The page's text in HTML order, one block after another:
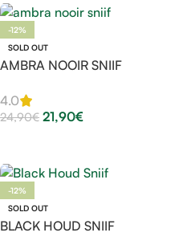
-12%
SOLD OUT
AMBRA NOOIR SNIIF
4.0
24,90€ 21,90€
-12%
SOLD OUT
BLACK HOUD SNIIF